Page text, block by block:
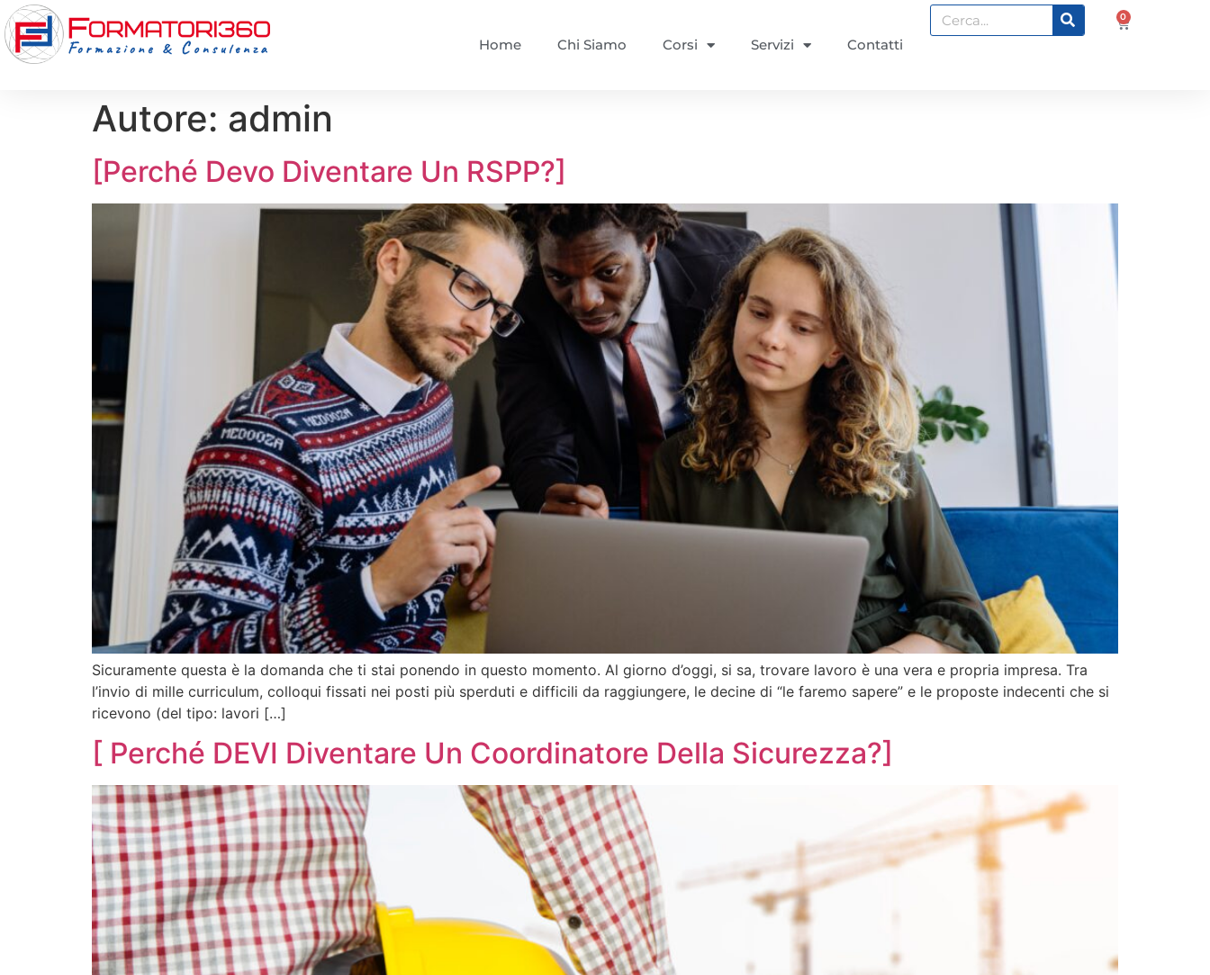
Home Chi Siamo Corsi Servizi Contatti
0
Autore: admin
[Perché Devo Diventare Un RSPP?]
Sicuramente questa è la domanda che ti stai ponendo in questo momento. Al giorno d’oggi, si sa, trovare lavoro è una vera e propria impresa. Tra
l’invio di mille curriculum, colloqui fissati nei posti più sperduti e difficili da raggiungere, le decine di “le faremo sapere” e le proposte indecenti che si
ricevono (del tipo: lavori […]
[ Perché DEVI Diventare Un Coordinatore Della Sicurezza?]